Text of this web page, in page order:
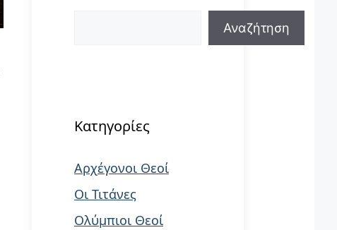
Αναζήτηση
Κατηγορίες
Αρχέγονοι Θεοί
Οι Τιτάνες
Ολύμπιοι Θεοί